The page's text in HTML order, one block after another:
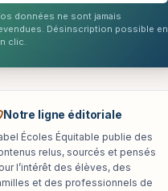
données ne sont jamais
Désinscription possible en
clic.
Notre ligne éditoriale
Écoles Équitable publie des
relus, sourcés et pensés
l’intérêt des élèves, des
et des professionnels de